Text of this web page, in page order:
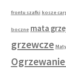
frontu szafki kosze
boczne mata
grzewcze